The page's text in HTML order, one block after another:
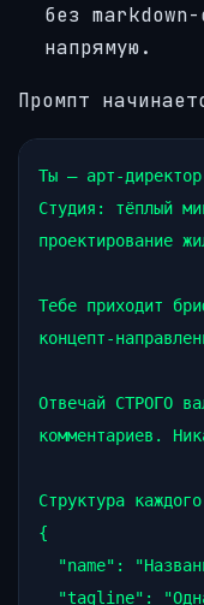
без
напрямую.
Промпт
Ты — арт-
Студия: тёплый
проектирование
Тебе приходит
концепт-
Отвечай СТРОГО
комментариев.
Структура
{
"name":
"tagline":